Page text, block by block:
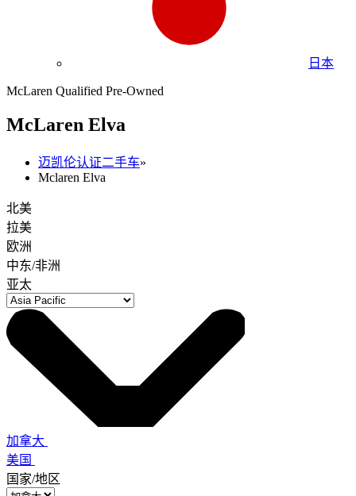
日本
McLaren Qualified Pre-Owned
McLaren Elva
迈凯伦认证二手车»
Mclaren Elva
北美
拉美
欧洲
中东/非洲
亚太
加拿大
美国
国家/地区